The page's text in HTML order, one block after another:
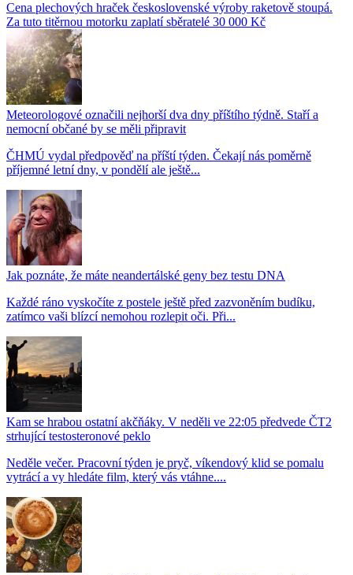
Cena plechových hraček československé výroby raketově stoupá.
Za tuto titěrnou motorku zaplatí sběratelé 30 000 Kč
Meteorologové označili nejhorší dva dny příštího týdně. Staří a
nemocní občané by se měli připravit
ČHMÚ vydal předpověď na příští týden. Čekají nás poměrně
příjemné letní dny, v pondělí ale ještě...
Jak poznáte, že máte neandertálské geny bez testu DNA
Každé ráno vyskočíte z postele ještě před zazvoněním budíku,
zatímco vaši blízcí nemohou rozlepit oči. Při...
Kam se hrabou ostatní akčňáky. V neděli ve 22:05 předvede ČT2
strhující testosteronové peklo
Neděle večer. Pracovní týden je pryč, víkendový klid se pomalu
vytrácí a vy hledáte film, který vás vtáhne....